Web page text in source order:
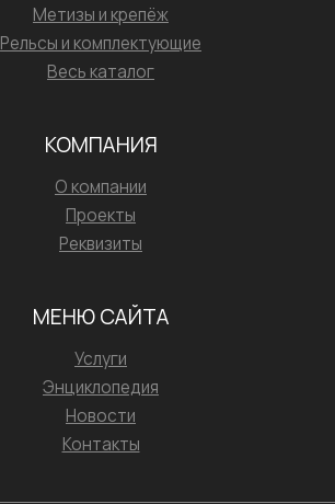
Метизы и крепёж
Рельсы и комплектующие
Весь каталог
КОМПАНИЯ
О компании
Проекты
Реквизиты
МЕНЮ САЙТА
Услуги
Энциклопедия
Новости
Контакты